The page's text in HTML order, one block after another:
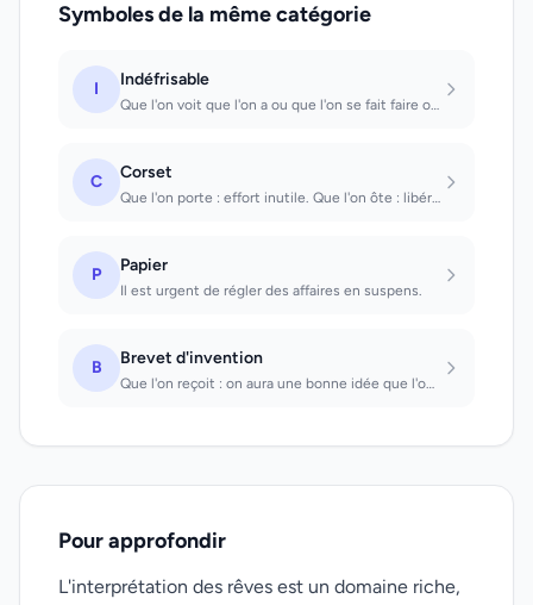
Symboles de la même catégorie
I Indéfrisable
Que l'on voit que l'on a ou que l'on se fait faire on trouvera un homme constant...
C Corset
Que l'on porte : effort inutile. Que l'on ôte : libération d'un mal.
P Papier
Il est urgent de régler des affaires en suspens.
B Brevet d'invention
Que l'on reçoit : on aura une bonne idée que l'on devrait mettre en pratique.
Pour approfondir
L'interprétation des rêves est un domaine riche,